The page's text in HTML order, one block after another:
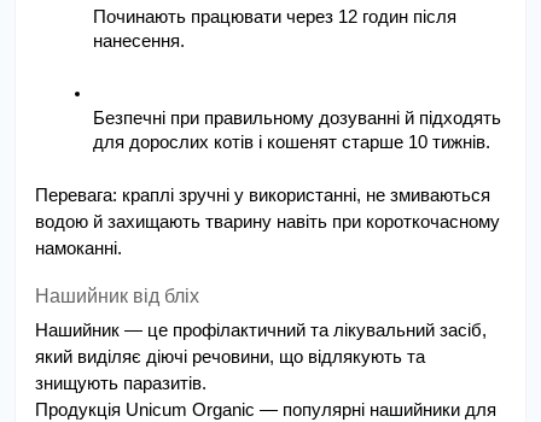
Починають працювати через 12 годин після
нанесення.
Безпечні при правильному дозуванні й підходять
для дорослих котів і кошенят старше 10 тижнів.
Перевага: краплі зручні у використанні, не змиваються
водою й захищають тварину навіть при короткочасному
намоканні.
Нашийник від бліх
Нашийник — це профілактичний та лікувальний засіб,
який виділяє діючі речовини, що відлякують та
знищують паразитів.
Продукція Unicum Organic — популярні нашийники для